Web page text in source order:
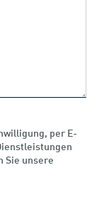
per E-
Sie unsere